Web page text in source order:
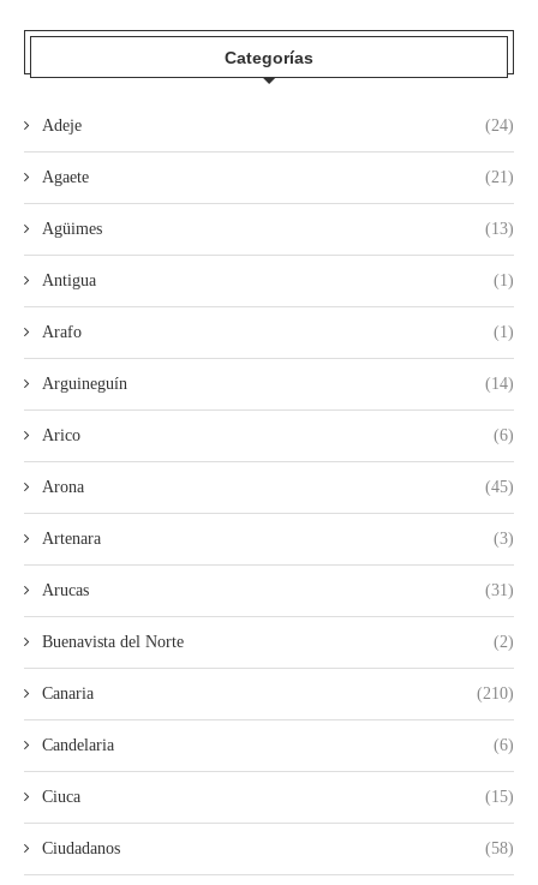
Categorías
Adeje (24)
Agaete (21)
Agüimes (13)
Antigua (1)
Arafo (1)
Arguineguín (14)
Arico (6)
Arona (45)
Artenara (3)
Arucas (31)
Buenavista del Norte (2)
Canaria (210)
Candelaria (6)
Ciuca (15)
Ciudadanos (58)